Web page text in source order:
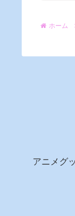
ホーム
アニメグ